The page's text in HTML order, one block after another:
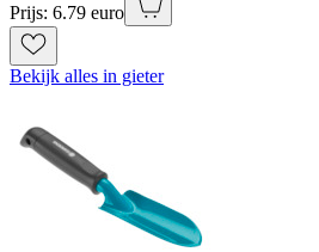
Prijs: 6.79 euro
Bekijk alles in gieter